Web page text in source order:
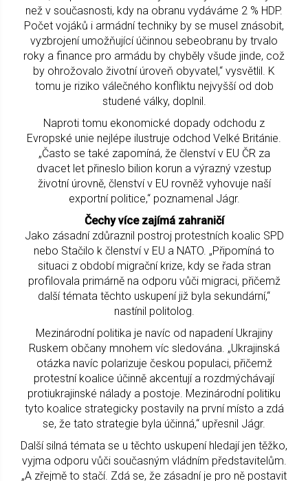
než v současnosti, kdy na obranu vydáváme 2 % HDP.
Počet vojáků i armádní techniky by se musel znásobit,
vyzbrojení umožňující účinnou sebeobranu by trvalo
roky a finance pro armádu by chyběly všude jinde, což
by ohrožovalo životní úroveň obyvatel,“ vysvětlil. K
tomu je riziko válečného konfliktu nejvyšší od dob
studené války, doplnil.
Naproti tomu ekonomické dopady odchodu z
Evropské unie nejlépe ilustruje odchod Velké Británie.
„Často se také zapomíná, že členství v EU ČR za
dvacet let přineslo bilion korun a výrazný vzestup
životní úrovně, členství v EU rovněž vyhovuje naší
exportní politice,“ poznamenal Jágr.
Čechy více zajímá zahraničí
Jako zásadní zdůraznil postroj protestních koalic SPD
nebo Stačilo k členství v EU a NATO. „Připomíná to
situaci z období migrační krize, kdy se řada stran
profilovala primárně na odporu vůči migraci, přičemž
další témata těchto uskupení již byla sekundární,“
nastínil politolog.
Mezinárodní politika je navíc od napadení Ukrajiny
Ruskem občany mnohem víc sledována. „Ukrajinská
otázka navíc polarizuje českou populaci, přičemž
protestní koalice účinně akcentují a rozdmýchávají
protiukrajinské nálady a postoje. Mezinárodní politiku
tyto koalice strategicky postavily na první místo a zdá
se, že tato strategie byla účinná,“ upřesnil Jágr.
Další silná témata se u těchto uskupení hledají jen těžko,
vyjma odporu vůči současným vládním představitelům.
„A zřejmě to stačí. Zdá se, že zásadní je pro ně postavit